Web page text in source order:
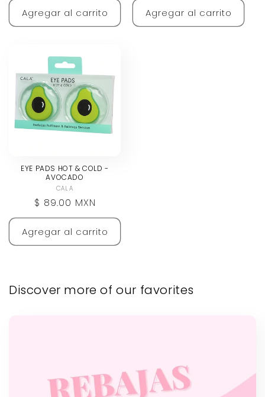
Agregar al carrito Agregar al carrito
EYE PADS HOT & COLD -
AVOCADO
Proveedor:
CALA
Precio
habitual
$ 89.00 MXN
Agregar al carrito
Discover more of our favorites